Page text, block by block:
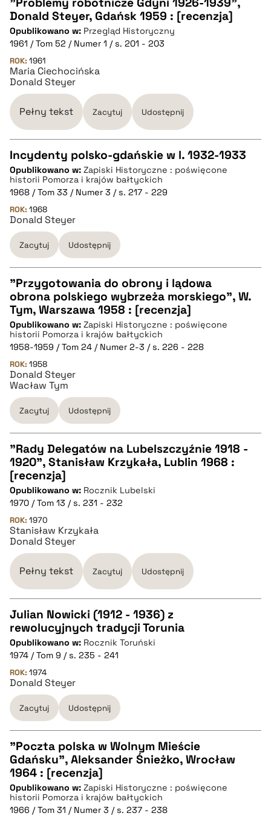
CZYSTY TEKST
pobierz cytat
BIBTEX
pobierz cytat
Donald Steyer, Gdańsk 1959 : [recenzja]
Opublikowano w: Przegląd Historyczny
1961 / Tom 52 / Numer 1 / s. 201 - 203
ROK: 1961
Maria Ciechocińska
Donald Steyer
Pełny tekst Zacytuj Udostępnij
CZYSTY TEKST
pobierz cytat
BIBTEX
pobierz cytat
Incydenty polsko-gdańskie w l. 1932-1933
Opublikowano w: Zapiski Historyczne : poświęcone
historii Pomorza i krajów bałtyckich
1968 / Tom 33 / Numer 3 / s. 217 - 229
ROK: 1968
Donald Steyer
Zacytuj Udostępnij
CZYSTY TEKST
pobierz cytat
BIBTEX
pobierz cytat
"Przygotowania do obrony i lądowa
obrona polskiego wybrzeża morskiego", W.
Tym, Warszawa 1958 : [recenzja]
Opublikowano w: Zapiski Historyczne : poświęcone
historii Pomorza i krajów bałtyckich
1958-1959 / Tom 24 / Numer 2-3 / s. 226 - 228
ROK: 1958
Donald Steyer
Wacław Tym
Zacytuj Udostępnij
CZYSTY TEKST
pobierz cytat
BIBTEX
pobierz cytat
"Rady Delegatów na Lubelszczyźnie 1918 -
1920", Stanisław Krzykała, Lublin 1968 :
[recenzja]
Opublikowano w: Rocznik Lubelski
1970 / Tom 13 / s. 231 - 232
ROK: 1970
Stanisław Krzykała
Donald Steyer
Pełny tekst Zacytuj Udostępnij
CZYSTY TEKST
pobierz cytat
BIBTEX
pobierz cytat
Julian Nowicki (1912 - 1936) z
rewolucyjnych tradycji Torunia
Opublikowano w: Rocznik Toruński
1974 / Tom 9 / s. 235 - 241
ROK: 1974
Donald Steyer
Zacytuj Udostępnij
CZYSTY TEKST
pobierz cytat
"Poczta polska w Wolnym Mieście
Gdańsku", Aleksander Śnieżko, Wrocław
1964 : [recenzja]
Opublikowano w: Zapiski Historyczne : poświęcone
historii Pomorza i krajów bałtyckich
1966 / Tom 31 / Numer 3 / s. 237 - 238